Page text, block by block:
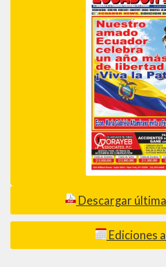
Descargar
Ediciones